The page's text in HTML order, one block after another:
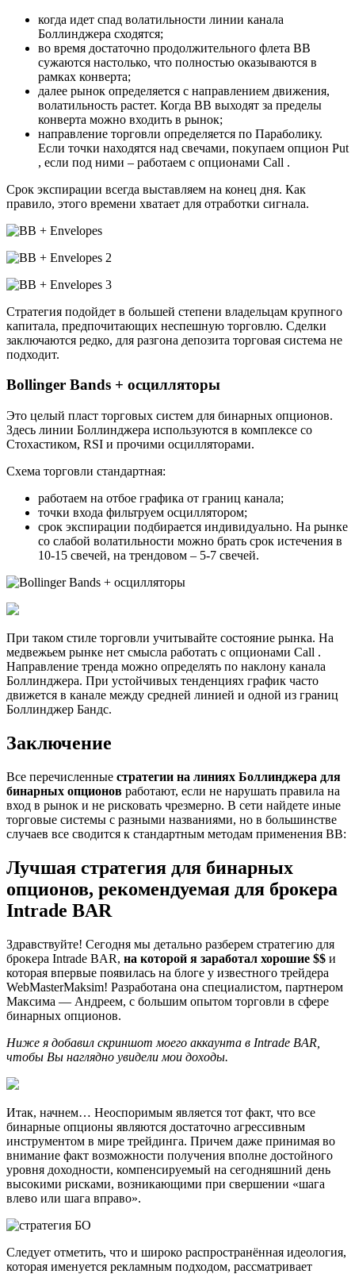
когда идет спад волатильности линии канала
Боллинджера сходятся;
во время достаточно продолжительного флета ВВ
сужаются настолько, что полностью оказываются в
рамках конверта;
далее рынок определяется с направлением движения,
волатильность растет. Когда ВВ выходят за пределы
конверта можно входить в рынок;
направление торговли определяется по Параболику.
Если точки находятся над свечами, покупаем опцион Put
, если под ними – работаем с опционами Call .
Срок экспирации всегда выставляем на конец дня. Как
правило, этого времени хватает для отработки сигнала.
Стратегия подойдет в большей степени владельцам крупного
капитала, предпочитающих неспешную торговлю. Сделки
заключаются редко, для разгона депозита торговая система не
подходит.
Bollinger Bands + осцилляторы
Это целый пласт торговых систем для бинарных опционов.
Здесь линии Боллинджера используются в комплексе со
Стохастиком, RSI и прочими осцилляторами.
Схема торговли стандартная:
работаем на отбое графика от границ канала;
точки входа фильтруем осциллятором;
срок экспирации подбирается индивидуально. На рынке
со слабой волатильности можно брать срок истечения в
10-15 свечей, на трендовом – 5-7 свечей.
При таком стиле торговли учитывайте состояние рынка. На
медвежьем рынке нет смысла работать с опционами Call .
Направление тренда можно определять по наклону канала
Боллинджера. При устойчивых тенденциях график часто
движется в канале между средней линией и одной из границ
Боллинджер Бандс.
Заключение
Все перечисленные стратегии на линиях Боллинджера для
бинарных опционов работают, если не нарушать правила на
вход в рынок и не рисковать чрезмерно. В сети найдете иные
торговые системы с разными названиями, но в большинстве
случаев все сводится к стандартным методам применения ВВ:
Лучшая стратегия для бинарных
опционов, рекомендуемая для брокера
Intrade BAR
Здравствуйте! Сегодня мы детально разберем стратегию для
брокера Intrade BAR, на которой я заработал хорошие $$ и
которая впервые появилась на блоге у известного трейдера
WebMasterMaksim! Разработана она специалистом, партнером
Максима — Андреем, с большим опытом торговли в сфере
бинарных опционов.
Ниже я добавил скриншот моего аккаунта в Intrade BAR,
чтобы Вы наглядно увидели мои доходы.
Итак, начнем… Неоспоримым является тот факт, что все
бинарные опционы являются достаточно агрессивным
инструментом в мире трейдинга. Причем даже принимая во
внимание факт возможности получения вполне достойного
уровня доходности, компенсируемый на сегодняшний день
высокими рисками, возникающими при свершении «шага
влево или шага вправо».
Следует отметить, что и широко распространённая идеология,
которая именуется рекламным подходом, рассматривает